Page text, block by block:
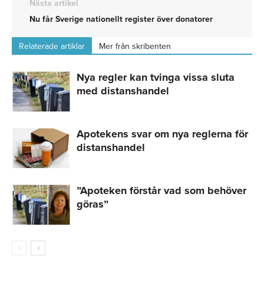
Nästa artikel
Nu får Sverige nationellt register över donatorer
Relaterade artiklar Mer från skribenten
Nya regler kan tvinga vissa sluta
med distanshandel
Apotekens svar om nya reglerna för
distanshandel
”Apoteken förstår vad som behöver
göras”